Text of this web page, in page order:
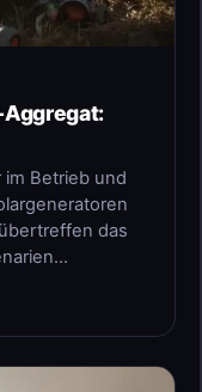
Betrieb und
das